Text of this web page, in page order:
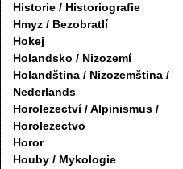
Historie / Historiografie
Hmyz / Bezobratlí
Hokej
Holandsko / Nizozemí
Holandština / Nizozemština /
Nederlands
Horolezectví / Alpinismus /
Horolezectvo
Horor
Houby / Mykologie